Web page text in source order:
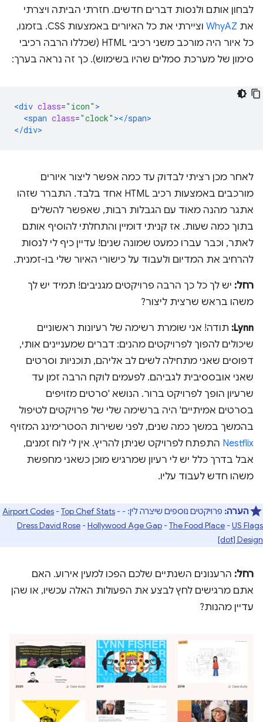
לבחון אותם ולנסות דברים חדשים. חזרתי הביתה ויצרתי
את WhyAZ
וציירתי את כל האיורים באמצעות CSS. בזמנו,
כל איור היה מורכב משני רכיבי HTML (שכללו הרבה רכיבי
סימון של מערכת סמלים שהיו בשימוש). כך זה נראה בערך:
<div class="icon" >
<span class="clock" ></span>
</div>
לאחר מכן רציתי לבדוק עד כמה אפשר ליצור איורים
מורכבים באמצעות רכיב HTML אחד בלבד. התברר שזהו
אתגר מהנה מאוד עם הגבלות רבות, שאפשר להשלים
בתוך כמה שעות. אז קניתי דומיין והתחלתי להוסיף אותם
לאתר, וכבר עברו כמעט שמונה שנים! עדיין כיף לי לנסות
להרחיב את המדיום ולעבוד על כישורי האיור שלי בו-זמנית.
רחל: יש לך כל כך הרבה פרויקטים מגניבים! תמיד יש לך
משהו בראש שרצית ליצור?
Lynn: תודה! אני שומרת רשימה של רעיונות ראשוניים
שיכולים להפוך לפרויקטים מהנים: דברים שמעניינים אותי,
דפוסים שאני מתחילה לשים לב אליהם, תוכניות וסרטים
שאני אובססיבית לגביהם. לפעמים לוקח הרבה זמן עד
שרעיון הופך לפרויקט ברור. הנושא 'סרטים מזויפים
בסרטים אמיתיים' היה ברשימה שלי של פרויקטים לטיפול
בהמשך במשך כמה שנים, לפני ששירות הסטרימינג המזויף
Nestflix התפתח לפרויקט שניתן להריץ. אין לי לוח זמנים,
אבל בדרך כלל יש לי רעיון שמרגיש מוכן כשאני מחפשת
משהו חדש לעבוד עליו.
הערה: פרויקטים נוספים שיצרה לין: - Airport Codes-Top Chef Stats-
Dress David Rose-Hollywood Age Gap-The Food Place-US Flags
[dot] Design
רחל: הרענונים השנתיים שלכם הפכו למעין אירוע. האם
אתם מרגישים לחץ לבצע את הפעולות האלה עכשיו, או שהן
עדיין מהנות?